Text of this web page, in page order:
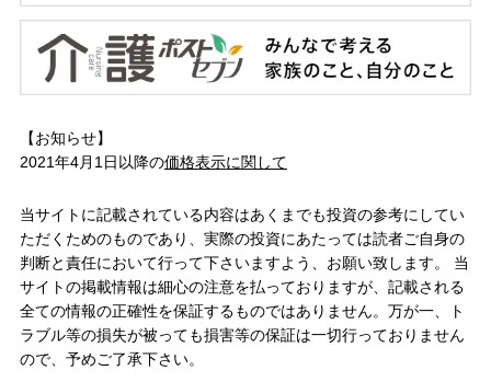
【お知らせ】
2021年4月1日以降の価格表示に関して
当サイトに記載されている内容はあくまでも投資の参考にしてい
ただくためのものであり、実際の投資にあたっては読者ご自身の
判断と責任において行って下さいますよう、お願い致します。 当
サイトの掲載情報は細心の注意を払っておりますが、記載される
全ての情報の正確性を保証するものではありません。万が一、ト
ラブル等の損失が被っても損害等の保証は一切行っておりません
ので、予めご了承下さい。